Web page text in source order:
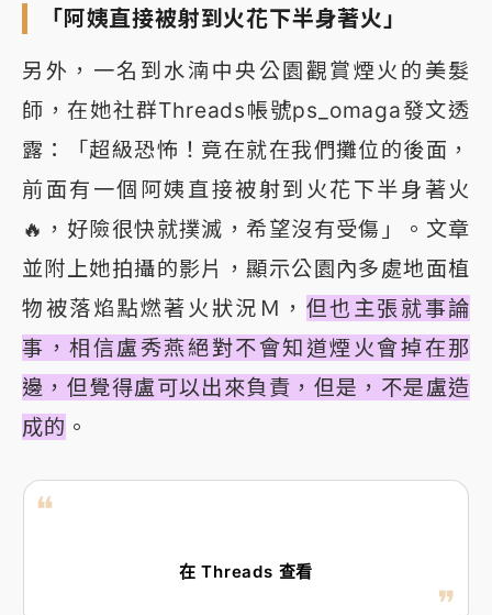
「阿姨直接被射到火花下半身著火」
另外，一名到水湳中央公園觀賞煙火的美髮
師，在她社群Threads帳號ps_omaga發文透
露：「超級恐怖！竟在就在我們攤位的後面，
前面有一個阿姨直接被射到火花下半身著火
🔥，好險很快就撲滅，希望沒有受傷」。文章
並附上她拍攝的影片，顯示公園內多處地面植
物被落焰點燃著火狀況Ｍ， 但也主張就事論
事，相信盧秀燕絕對不會知道煙火會掉在那
邊，但覺得盧可以出來負責，但是，不是盧造
成的 。
在 Threads 查看